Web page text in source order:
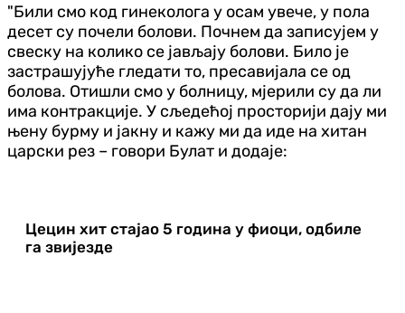
"Били смо код гинеколога у осам увече, у пола
десет су почели болови. Почнем да записујем у
свеску на колико се јављају болови. Било је
застрашујуће гледати то, пресавијала се од
болова. Отишли смо у болницу, мјерили су да ли
има контракције. У сљедећој просторији дају ми
њену бурму и јакну и кажу ми да иде на хитан
царски рез – говори Булат и додаје:
Цецин хит стајао 5 година у фиоци, одбиле
га звијезде